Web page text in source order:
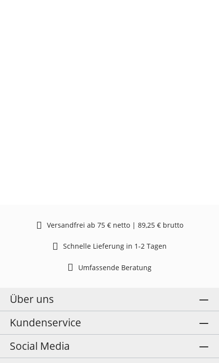
Versandfrei ab 75 € netto | 89,25 € brutto
Schnelle Lieferung in 1-2 Tagen
Umfassende Beratung
Über uns
Kundenservice
Social Media